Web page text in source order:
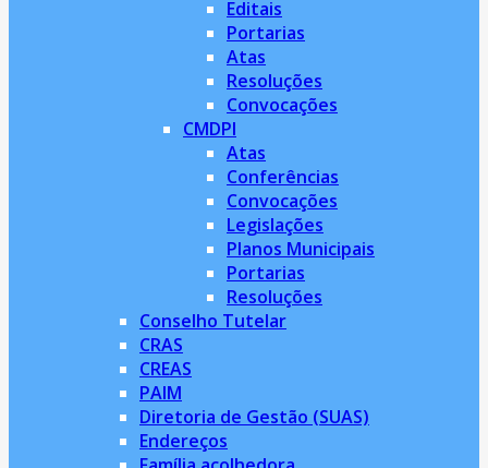
Editais
Portarias
Atas
Resoluções
Convocações
CMDPI
Atas
Conferências
Convocações
Legislações
Planos Municipais
Portarias
Resoluções
Conselho Tutelar
CRAS
CREAS
PAIM
Diretoria de Gestão (SUAS)
Endereços